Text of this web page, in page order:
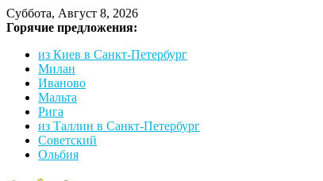
Суббота, Август 8, 2026
Горячие предложения:
из Киев в Санкт-Петербург
Милан
Иваново
Мальта
Рига
из Таллин в Санкт-Петербург
Советский
Ольбия